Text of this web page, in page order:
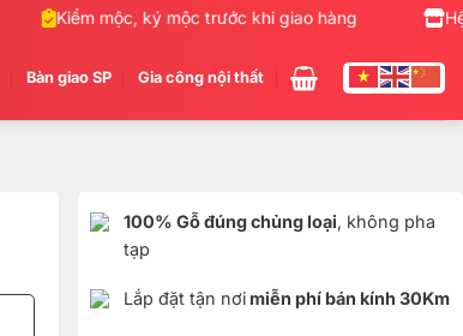
Kiểm mộc, ký mộc trước khi giao hàng Nhận
Bàn giao SP Gia công nội thất
100% Gỗ đúng chủng loại, không pha
tạp
Lắp đặt tận nơimiễn phí bán kính 30Km